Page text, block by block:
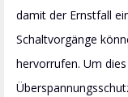
damit der Ernstfall
Schaltvorgänge
hervorrufen. Um